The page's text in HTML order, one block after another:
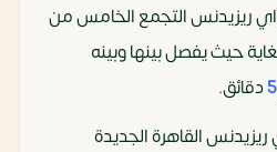
ريزيدنس التجمع الخامس من
حيث يفصل بينها وبينه
5دقائق.
القاهرة الجديدة